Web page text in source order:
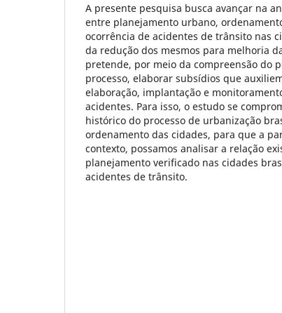
A presente pesquisa busca avançar na
entre planejamento urbano,
ocorrência de acidentes de trânsito nas
da redução dos mesmos para melhoria
pretende, por meio da compreensão do
processo, elaborar subsídios que
elaboração, implantação e
acidentes. Para isso, o estudo se
histórico do processo de urbanização
ordenamento das cidades, para que a
contexto, possamos analisar a relação
planejamento verificado nas cidades
acidentes de trânsito.